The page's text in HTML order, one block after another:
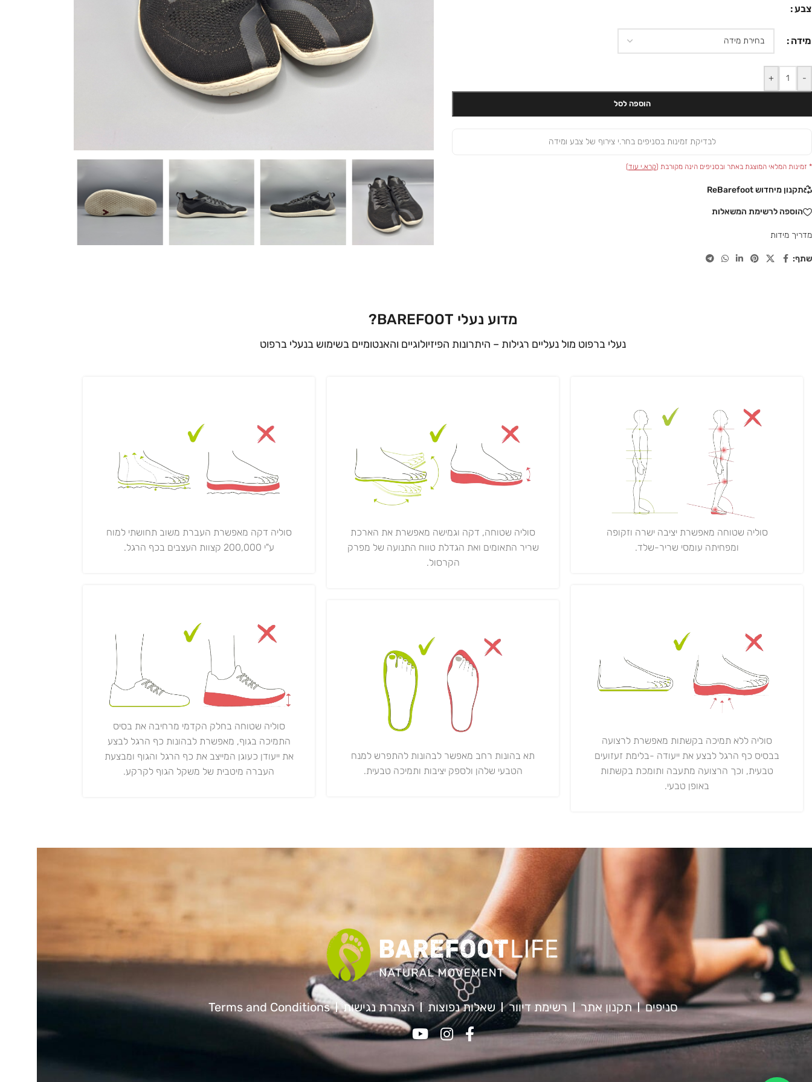
צבע
מידה
-
+
הוספה לסל
לבדיקת זמינות בסניפים בחר.י צירוף של צבע ומידה
* זמינות המלאי המוצגת באתר ובסניפים הינה מקורבת (קרא.י עוד)
תקנון מיחדוש ReBarefoot
הוספה לרשימת המשאלות
מדריך מידות
שתף:
מדוע נעלי BAREFOOT?
נעלי ברפוט מול נעליים רגילות – היתרונות הפיזיולוגיים והאנטומיים בשימוש בנעלי ברפוט
סוליה שטוחה מאפשרת יציבה ישרה וזקופה
ומפחיתה עומסי שריר-שלד.
סוליה ללא תמיכה בקשתות מאפשרת לרצועה
בבסיס כף הרגל לבצע את ייעודה -בלימת זעזועים
טבעית, וכך הרצועה מתעבה ותומכת בקשתות
באופן טבעי.
סוליה שטוחה, דקה וגמישה מאפשרת את הארכת
שריר התאומים ואת הגדלת טווח התנועה של מפרק
הקרסול.
תא בהונות רחב מאפשר לבהונות להתפרש למנח
הטבעי שלהן ולספק יציבות ותמיכה טבעית.
סוליה דקה מאפשרת העברת משוב תחושתי למוח
ע"י 200,000 קצוות העצבים בכף הרגל.
סוליה שטוחה בחלק הקדמי מרחיבה את בסיס
התמיכה בגוף, מאפשרת לבהונות כף הרגל לבצע
את ייעודן כעוגן המייצב את כף הרגל והגוף ומבצעת
העברה מיטבית של משקל הגוף לקרקע.
סניפים תקנון אתר רשימת דיוור שאלות נפוצות הצהרת נגישות Terms and Conditions